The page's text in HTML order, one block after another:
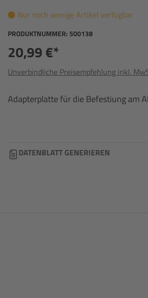
Nur noch wenige Artikel verfügbar
PRODUKTNUMMER: 500138
20,99 €*
Unverbindliche Preisempfehlung inkl.
Adapterplatte für die Befestiung am
DATENBLATT GENERIEREN